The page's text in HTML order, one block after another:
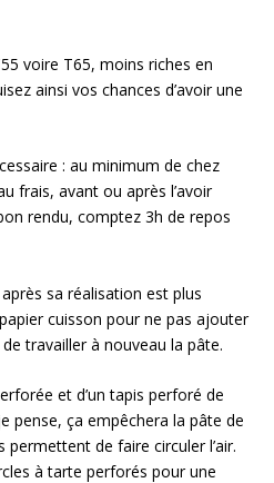
voire T65, moins riches en
ainsi vos chances d’avoir une
: au minimum de chez
frais, avant ou après l’avoir
rendu, comptez 3h de repos
sa réalisation est plus
cuisson pour ne pas ajouter
travailler à nouveau la pâte.
et d’un tapis perforé de
pense, ça empêchera la pâte de
de faire circuler l’air.
à tarte perforés pour une